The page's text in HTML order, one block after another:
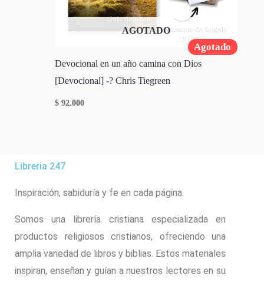
Agotado
AGOTADO
Devocional en un año camina con Dios
[Devocional] -? Chris Tiegreen
$ 92.000
Libreria 247
Inspiración, sabiduría y fe en cada página.
Somos una librería cristiana especializada en
productos religiosos cristianos, ofreciendo una
amplia variedad de libros y biblias. Estos materiales
inspiran, enseñan y guían a nuestros lectores en su